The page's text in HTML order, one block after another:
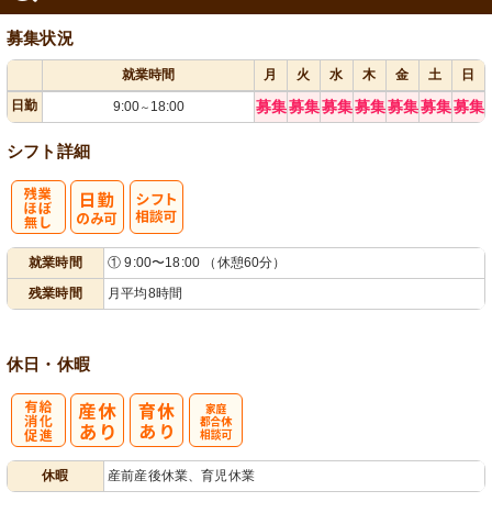
募集状況
就業時間 月 火 水 木 金 土
日
日勤
9:00～ 18:00 募集募集募集募集募集募集募集
シフト詳細
就業時間
① 9:00〜18:00 （休憩60分）
残業時間
月平均8時間
休日・休暇
休暇 産前産後休業、育児休業